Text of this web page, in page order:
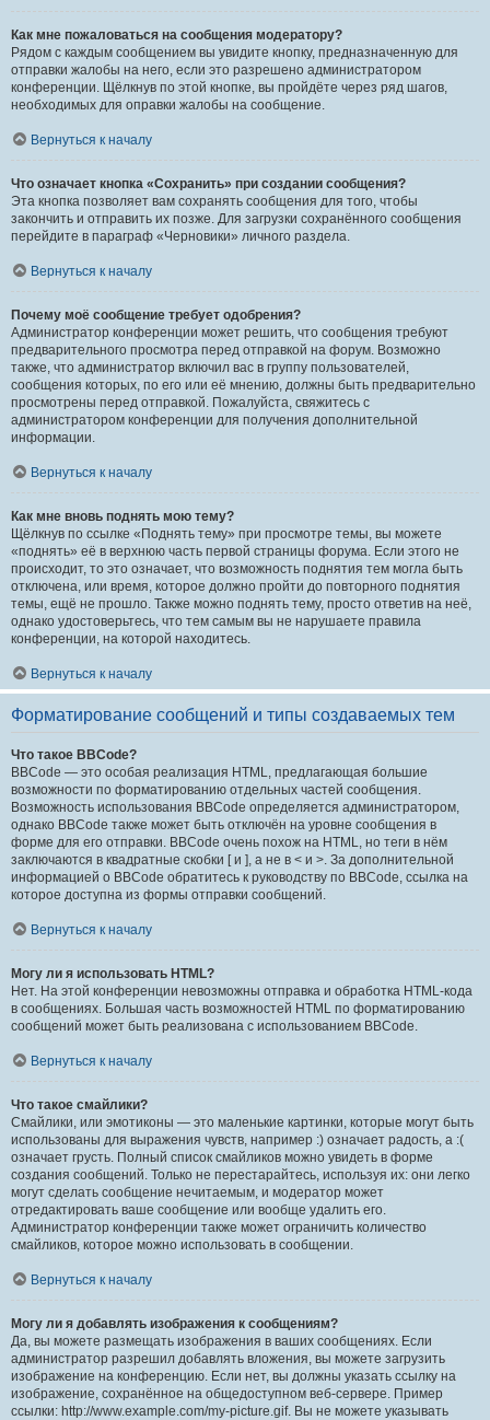
Как мне пожаловаться на сообщения модератору?
Рядом с каждым сообщением вы увидите кнопку, предназначенную для
отправки жалобы на него, если это разрешено администратором
конференции. Щёлкнув по этой кнопке, вы пройдёте через ряд шагов,
необходимых для оправки жалобы на сообщение.
Вернуться к началу
Что означает кнопка «Сохранить» при создании сообщения?
Эта кнопка позволяет вам сохранять сообщения для того, чтобы
закончить и отправить их позже. Для загрузки сохранённого сообщения
перейдите в параграф «Черновики» личного раздела.
Вернуться к началу
Почему моё сообщение требует одобрения?
Администратор конференции может решить, что сообщения требуют
предварительного просмотра перед отправкой на форум. Возможно
также, что администратор включил вас в группу пользователей,
сообщения которых, по его или её мнению, должны быть предварительно
просмотрены перед отправкой. Пожалуйста, свяжитесь с
администратором конференции для получения дополнительной
информации.
Вернуться к началу
Как мне вновь поднять мою тему?
Щёлкнув по ссылке «Поднять тему» при просмотре темы, вы можете
«поднять» её в верхнюю часть первой страницы форума. Если этого не
происходит, то это означает, что возможность поднятия тем могла быть
отключена, или время, которое должно пройти до повторного поднятия
темы, ещё не прошло. Также можно поднять тему, просто ответив на неё,
однако удостоверьтесь, что тем самым вы не нарушаете правила
конференции, на которой находитесь.
Вернуться к началу
Форматирование сообщений и типы создаваемых тем
Что такое BBCode?
BBCode — это особая реализация HTML, предлагающая большие
возможности по форматированию отдельных частей сообщения.
Возможность использования BBCode определяется администратором,
однако BBCode также может быть отключён на уровне сообщения в
форме для его отправки. BBCode очень похож на HTML, но теги в нём
заключаются в квадратные скобки [ и ], а не в < и >. За дополнительной
информацией о BBCode обратитесь к руководству по BBCode, ссылка на
которое доступна из формы отправки сообщений.
Вернуться к началу
Могу ли я использовать HTML?
Нет. На этой конференции невозможны отправка и обработка HTML-кода
в сообщениях. Большая часть возможностей HTML по форматированию
сообщений может быть реализована с использованием BBCode.
Вернуться к началу
Что такое смайлики?
Смайлики, или эмотиконы — это маленькие картинки, которые могут быть
использованы для выражения чувств, например :) означает радость, а :(
означает грусть. Полный список смайликов можно увидеть в форме
создания сообщений. Только не перестарайтесь, используя их: они легко
могут сделать сообщение нечитаемым, и модератор может
отредактировать ваше сообщение или вообще удалить его.
Администратор конференции также может ограничить количество
смайликов, которое можно использовать в сообщении.
Вернуться к началу
Могу ли я добавлять изображения к сообщениям?
Да, вы можете размещать изображения в ваших сообщениях. Если
администратор разрешил добавлять вложения, вы можете загрузить
изображение на конференцию. Если нет, вы должны указать ссылку на
изображение, сохранённое на общедоступном веб-сервере. Пример
ссылки: http://www.example.com/my-picture.gif. Вы не можете указывать